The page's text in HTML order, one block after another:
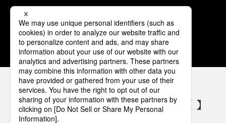
1 2 3 4 5
パナソニックの電気設備 SNSアカウント